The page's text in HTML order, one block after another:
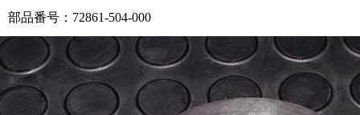
部品番号：72861-504-000